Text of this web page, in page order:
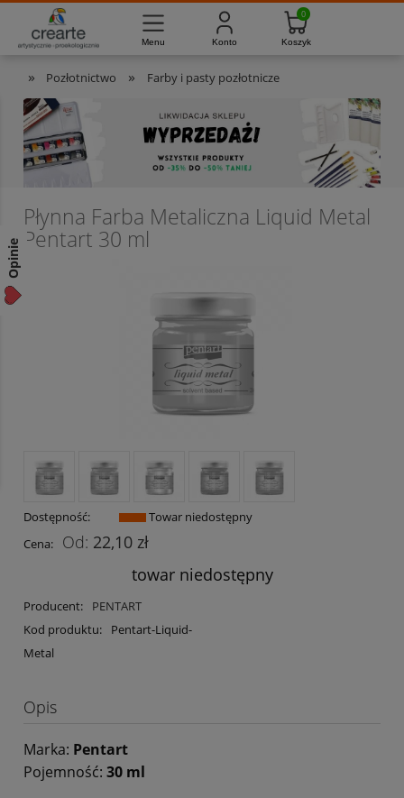
» Pozłotnictwo » Farby i pasty pozłotnicze
Płynna Farba Metaliczna Liquid Metal
Pentart 30 ml
Dostępność:
Towar niedostępny
Cena:
22,10 zł
towar niedostępny
Producent:
PENTART
Kod produktu:
Pentart-Liquid-
Metal
Opis
Marka: Pentart
Pojemność: 30 ml
Masz pytania? 733-012-789 Pon. - Pt. 8:00 - 16:00
Opinie